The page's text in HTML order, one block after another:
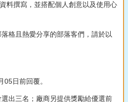
料撰寫，並搭配個人創意以及使用心
格且熱愛分享的部落客們，請於以
日前回覆。
出三名；廠商另提供獎勵給優選前